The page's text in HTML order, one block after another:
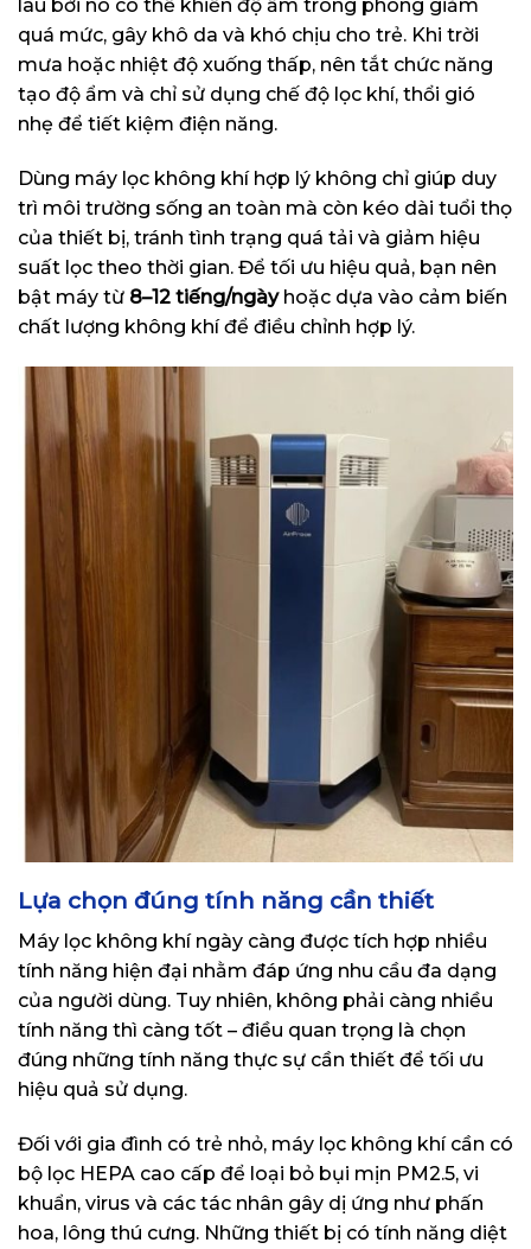
lâu bởi nó có thể khiến độ ẩm trong phòng giảm
quá mức, gây khô da và khó chịu cho trẻ. Khi trời
mưa hoặc nhiệt độ xuống thấp, nên tắt chức năng
tạo độ ẩm và chỉ sử dụng chế độ lọc khí, thổi gió
nhẹ để tiết kiệm điện năng.
Dùng máy lọc không khí hợp lý không chỉ giúp duy
trì môi trường sống an toàn mà còn kéo dài tuổi thọ
của thiết bị, tránh tình trạng quá tải và giảm hiệu
suất lọc theo thời gian. Để tối ưu hiệu quả, bạn nên
bật máy từ 8–12 tiếng/ngàyhoặc dựa vào cảm biến
chất lượng không khí để điều chỉnh hợp lý.
Lựa chọn đúng tính năng cần thiết
Máy lọc không khí ngày càng được tích hợp nhiều
tính năng hiện đại nhằm đáp ứng nhu cầu đa dạng
của người dùng. Tuy nhiên, không phải càng nhiều
tính năng thì càng tốt – điều quan trọng là chọn
đúng những tính năng thực sự cần thiết để tối ưu
hiệu quả sử dụng.
Đối với gia đình có trẻ nhỏ, máy lọc không khí cần có
bộ lọc HEPA cao cấp để loại bỏ bụi mịn PM2.5, vi
khuẩn, virus và các tác nhân gây dị ứng như phấn
hoa, lông thú cưng. Những thiết bị có tính năng diệt